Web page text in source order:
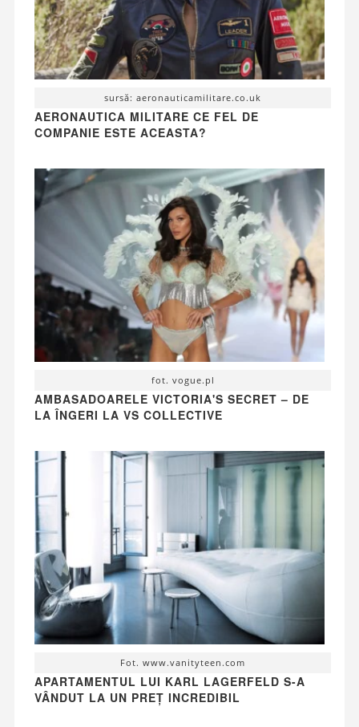
sursă: aeronauticamilitare.co.uk
AERONAUTICA MILITARE CE FEL DE
COMPANIE ESTE ACEASTA?
fot. vogue.pl
AMBASADOARELE VICTORIA'S SECRET – DE
LA ÎNGERI LA VS COLLECTIVE
Fot. www.vanityteen.com
APARTAMENTUL LUI KARL LAGERFELD S-A
VÂNDUT LA UN PREȚ INCREDIBIL